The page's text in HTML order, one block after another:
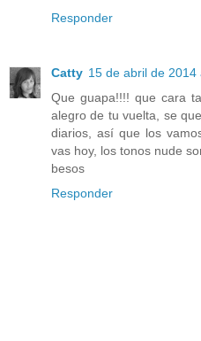
Responder
Catty 15 de abril de 2014
Que guapa!!!! que cara
alegro de tu vuelta, se
diarios, así que los
vas hoy, los tonos nude
besos
Responder